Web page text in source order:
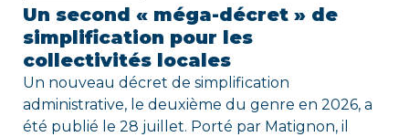
Un second « méga-décret » de
simplification pour les
collectivités locales
Un nouveau décret de simplification
administrative, le deuxième du genre en 2026, a
été publié le 28 juillet. Porté par Matignon, il